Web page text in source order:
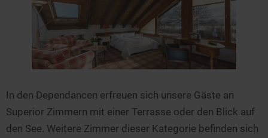
Glamping
Seen in Europa
Österreich
Frankreich
Schweden
Norwegen
In den Dependancen erfreuen sich unsere Gäste an
Superior Zimmern mit einer Terrasse oder den Blick auf
den See. Weitere Zimmer dieser Kategorie befinden sich